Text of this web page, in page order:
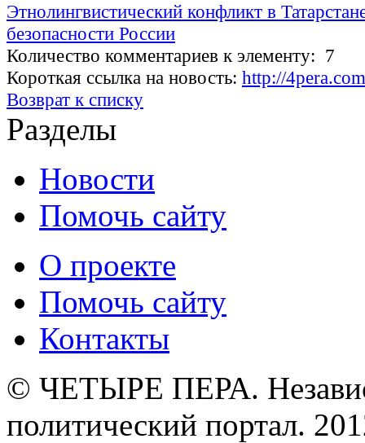
Этнолингвистический конфликт в
безопасности России
Количество комментариев к элементу: 7
Короткая ссылка на новость: http://
Возврат к списку
Разделы
Новости
Помочь сайту
О проекте
Помочь сайту
Контакты
© ЧЕТЫРЕ ПЕРА.
политический портал.